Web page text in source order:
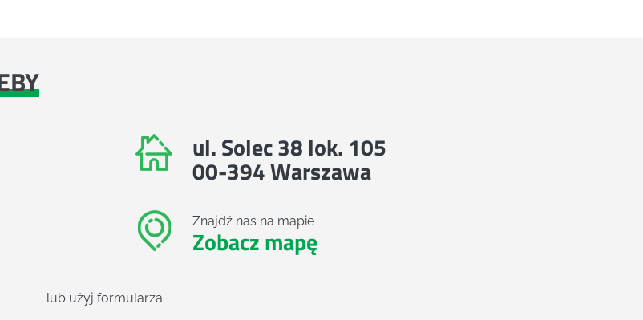
ul. Solec 38 lok. 105
00-394 Warszawa
Znajdź nas na mapie
Zobacz mapę
lub użyj formularza